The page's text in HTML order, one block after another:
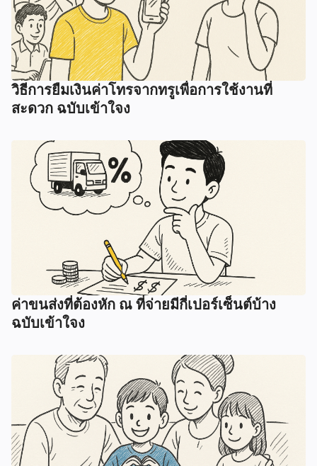
วิธีการยืมเงินค่าโทรจากทรูเพื่อการใช้งานที่
สะดวก ฉบับเข้าใจง
ค่าขนส่งที่ต้องหัก ณ ที่จ่ายมีกี่เปอร์เซ็นต์บ้าง
ฉบับเข้าใจง